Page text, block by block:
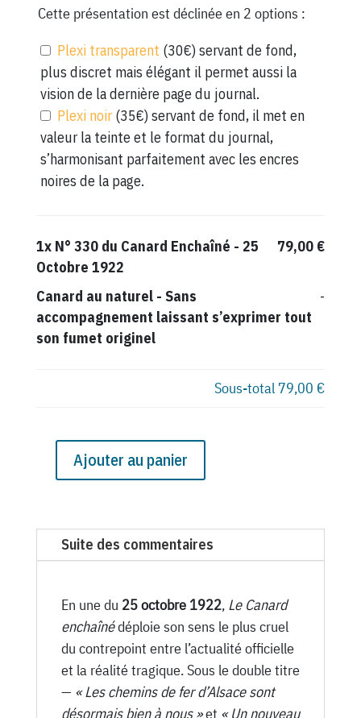
Cette présentation est déclinée en 2 options :
Plexi transparent (30€) servant de fond,
plus discret mais élégant il permet aussi la
vision de la dernière page du journal.
Plexi noir (35€) servant de fond, il met en
valeur la teinte et le format du journal,
s’harmonisant parfaitement avec les encres
noires de la page.
1x N° 330 du Canard Enchaîné - 25
Octobre 1922
79,00 €
Canard au naturel- Sans
accompagnement laissant s’exprimer tout
son fumet originel
-
Sous-total 79,00 €
quantité
330
du
Enchaîné
Octobre
1922
Ajouter au panier
Suite des commentaires
En une du 25 octobre 1922, Le Canard
enchaînédéploie son sens le plus cruel
du contrepoint entre l’actualité officielle
et la réalité tragique. Sous le double titre
— « Les chemins de fer d’Alsace sont
désormais bien à nous »et « Un nouveau